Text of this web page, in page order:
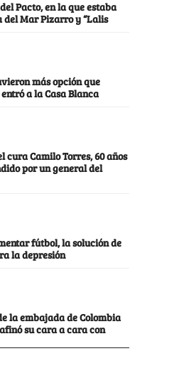
Pacto, en la que estaba
Mar Pizarro y “Lalis
más opción que
a la Casa Blanca
cura Camilo Torres, 60 años
por un general del
fútbol, la solución de
la depresión
la embajada de Colombia
su cara a cara con